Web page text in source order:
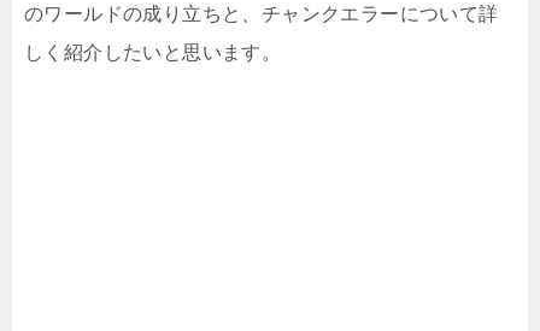
のワールドの成り立ちと、チャンクエラーについて詳
しく紹介したいと思います。